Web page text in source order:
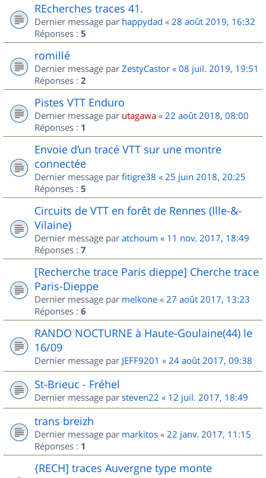
REcherches traces 41.
Dernier message par happydad « 28 août 2019, 16:32
Réponses : 5
romillé
Dernier message par ZestyCastor « 08 juil. 2019, 19:51
Réponses : 2
Pistes VTT Enduro
Dernier message par utagawa « 22 août 2018, 08:00
Réponses : 1
Envoie d’un tracé VTT sur une montre
connectée
Dernier message par fitigre38 « 25 juin 2018, 20:25
Réponses : 5
Circuits de VTT en forêt de Rennes (Ille-&-
Vilaine)
Dernier message par atchoum « 11 nov. 2017, 18:49
Réponses : 7
[Recherche trace Paris dieppe] Cherche trace
Paris-Dieppe
Dernier message par melkone « 27 août 2017, 13:23
Réponses : 6
RANDO NOCTURNE à Haute-Goulaine(44) le
16/09
Dernier message par JEFF9201 « 24 août 2017, 09:38
St-Brieuc - Fréhel
Dernier message par steven22 « 12 juil. 2017, 18:49
trans breizh
Dernier message par markitos « 22 janv. 2017, 11:15
Réponses : 1
{RECH] traces Auvergne type monte